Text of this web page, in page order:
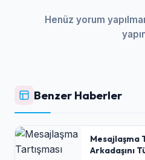
Henüz yorum
Benzer Haberler
​Mesajlaşma
Arkadaşını